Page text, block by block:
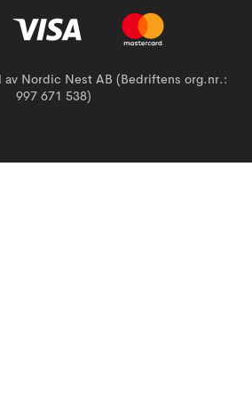
av Nordic Nest AB (Bedriftens org.nr.:
997 671 538)